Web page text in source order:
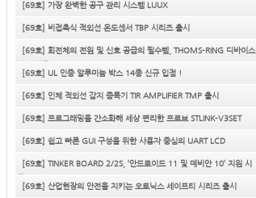
[69호] 가장 완벽한 공구 관리 시스템 LUUX
[69호] 비접촉식 적외선 온도센서 TBP 시리즈 출시
[69호] 회전체의 전원 및 신호 공급의 필수템, THOMS-RING 디바이스
[69호] UL 인증 알루미늄 박스 14종 신규 입점 !
[69호] 인체 적외선 감지 증폭기 TIR AMPLIFIER TMP 출시
[69호] 프로그래밍을 간소화해 세상 편리한 프로브 STLINK-V3SET
[69호] 쉽고 빠른 GUI 구성을 위한 사용자 중심의 UART LCD
[69호] TINKER BOARD 2/2S, ‘안드로이드 11 및 데비안 10’ 지원 시
[69호] 산업현장의 안전을 지키는 오토닉스 세이프티 시리즈 출시